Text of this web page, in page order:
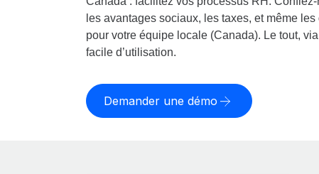
les avantages sociaux, les taxes, et même les
pour votre équipe locale (Canada). Le tout,
facile d’utilisation.
Demander une démo